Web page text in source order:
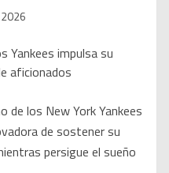
de los New York Yankees
de sostener su
persigue el sueño